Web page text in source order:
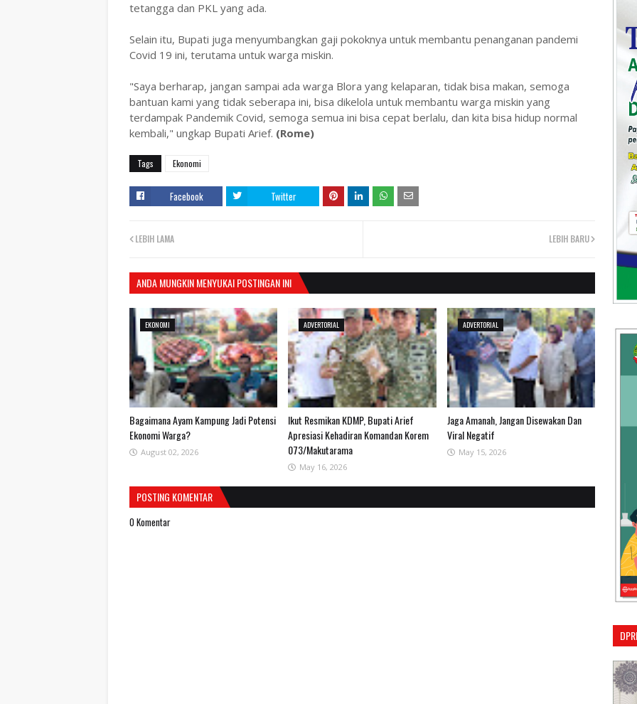
tetangga dan PKL yang ada.
Selain itu, Bupati juga menyumbangkan gaji pokoknya untuk membantu penanganan pandemi
Covid 19 ini, terutama untuk warga miskin.
"Saya berharap, jangan sampai ada warga Blora yang kelaparan, tidak bisa makan, semoga
bantuan kami yang tidak seberapa ini, bisa dikelola untuk membantu warga miskin yang
terdampak Pandemik Covid, semoga semua ini bisa cepat berlalu, dan kita bisa hidup normal
kembali," ungkap Bupati Arief. (Rome)
Tags Ekonomi
Facebook Twitter
LEBIH BARU
LEBIH LAMA
ANDA MUNGKIN MENYUKAI POSTINGAN INI
EKONOMI
Bagaimana Ayam Kampung Jadi Potensi
Ekonomi Warga?
August 02, 2026
ADVERTORIAL
Ikut Resmikan KDMP, Bupati Arief
Apresiasi Kehadiran Komandan Korem
073/Makutarama
May 16, 2026
ADVERTORIAL
Jaga Amanah, Jangan Disewakan Dan
Viral Negatif
May 15, 2026
POSTING KOMENTAR
0 Komentar